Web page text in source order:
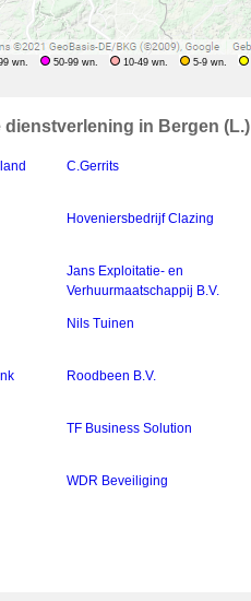
wn. 50-99 wn. 10-49 wn. 5-9 wn.
in Bergen (L.)
C.Gerrits
Hoveniersbedrijf Clazing
Jans Exploitatie- en
Verhuurmaatschappij B.V.
Nils Tuinen
Roodbeen B.V.
TF Business Solution
WDR Beveiliging